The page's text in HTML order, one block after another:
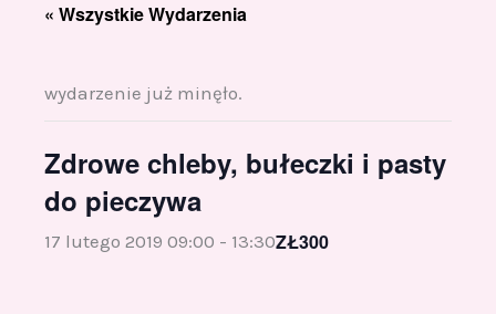
« Wszystkie Wydarzenia
wydarzenie już minęło.
Zdrowe chleby, bułeczki i pasty
do pieczywa
17 lutego 2019 09:00 - 13:30ZŁ300